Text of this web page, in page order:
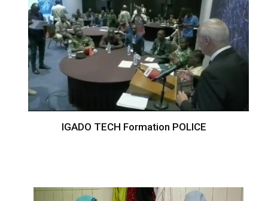
IGADO TECH Formation POLICE